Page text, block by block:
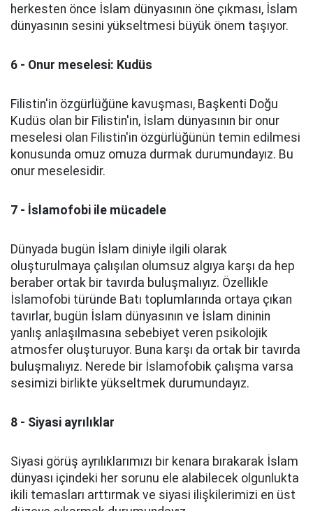
herkesten önce İslam dünyasının öne çıkması, İslam
dünyasının sesini yükseltmesi büyük önem taşıyor.
6 - Onur meselesi: Kudüs
Filistin'in özgürlüğüne kavuşması, Başkenti Doğu
Kudüs olan bir Filistin'in, İslam dünyasının bir onur
meselesi olan Filistin'in özgürlüğünün temin edilmesi
konusunda omuz omuza durmak durumundayız. Bu
onur meselesidir.
7 - İslamofobi ile mücadele
Dünyada bugün İslam diniyle ilgili olarak
oluşturulmaya çalışılan olumsuz algıya karşı da hep
beraber ortak bir tavırda buluşmalıyız. Özellikle
İslamofobi türünde Batı toplumlarında ortaya çıkan
tavırlar, bugün İslam dünyasının ve İslam dininin
yanlış anlaşılmasına sebebiyet veren psikolojik
atmosfer oluşturuyor. Buna karşı da ortak bir tavırda
buluşmalıyız. Nerede bir İslamofobik çalışma varsa
sesimizi birlikte yükseltmek durumundayız.
8 - Siyasi ayrılıklar
Siyasi görüş ayrılıklarımızı bir kenara bırakarak İslam
dünyası içindeki her sorunu ele alabilecek olgunlukta
ikili temasları arttırmak ve siyasi ilişkilerimizi en üst